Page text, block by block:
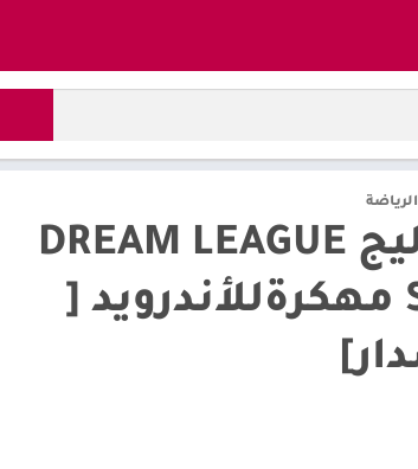
الرياضة
تحميل دريم ليج DREAM LEAGUE
SOCCER 2025 مهكرةللأندرويد [